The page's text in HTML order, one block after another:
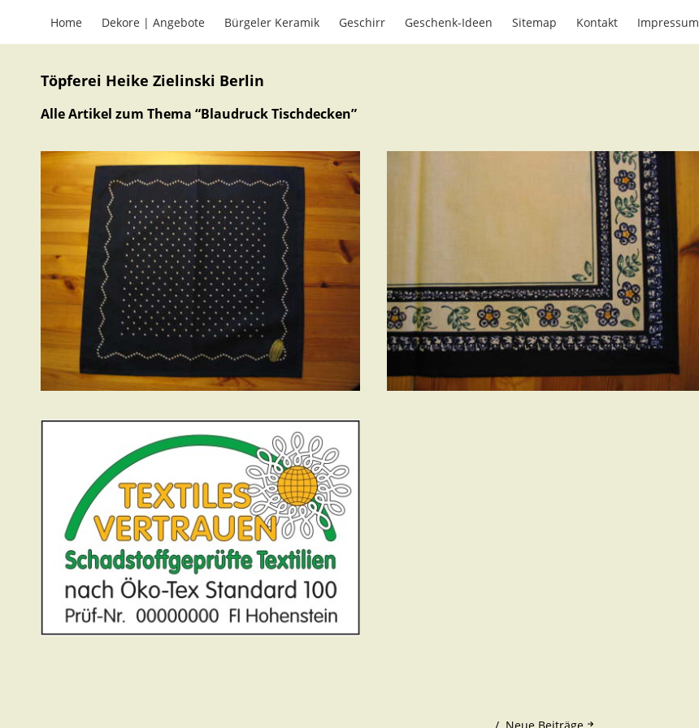
Home Dekore | Angebote Bürgeler Keramik Geschirr Geschenk-Ideen Sitemap Kontakt Impressum
Töpferei Heike Zielinski Berlin
Alle Artikel zum Thema “Blaudruck Tischdecken”
Mir gefällt, was ich hier sehe – ich will die
Töpferei besuchen …
Mir gefällt, was ich hier sehe – ich will die
Der Blaudruck aus Bürgel besteht aus
Naturfasern. Die Färbetechnik im
Reaktivdruckverfahren ermöglicht Ihnen
optimale Pflege. Das heisst, die Stoffe sind bei
60 Grad waschbar. Die für den Blaudruck
verwendete Farbe trägt das Öko-Label “Öko-
Tex Standard 100”. Das Blaudruck-Angebot ist
vielfältig: Beutel, Tischdecken in verschiedenen
Grössen, […]